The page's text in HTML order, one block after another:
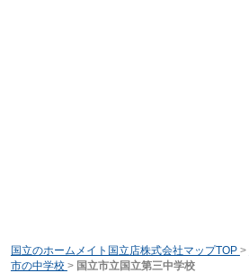
国立のホームメイト国立店株式会社マップTOP >
市の中学校 > 国立市立国立第三中学校